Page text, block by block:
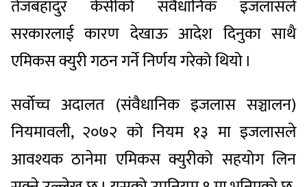
तेजबहादुर केसीको संवैधानिक इजलासले
सरकारलाई कारण देखाऊ आदेश दिनुका साथै
एमिकस क्युरी गठन गर्ने निर्णय गरेको थियो ।
सर्वोच्च अदालत (संवैधानिक इजलास सञ्चालन)
नियमावली, २०७२ को नियम १३ मा इजलासले
आवश्यक ठानेमा एमिकस क्युरीको सहयोग लिन